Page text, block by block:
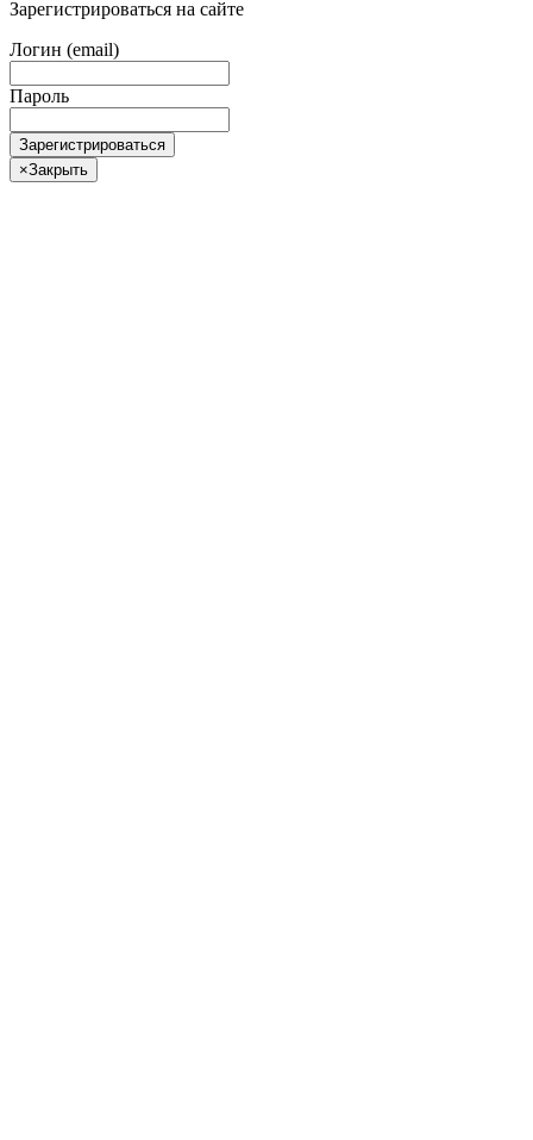
Зарегистрироваться на сайте
Логин (email)
Пароль
Зарегистрироваться
×Закрыть